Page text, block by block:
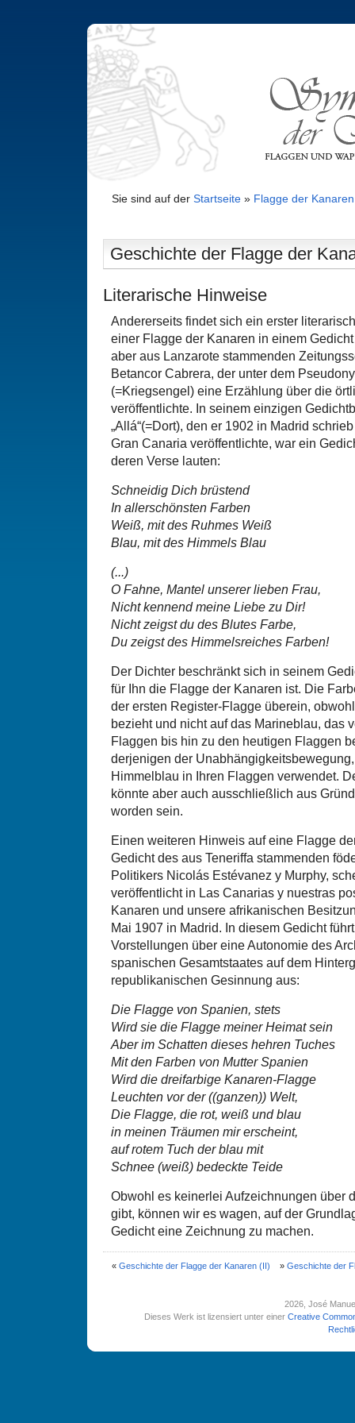
Sie sind auf der Startseite» Flagge der Kanaren
Geschichte der Flagge der
Literarische Hinweise
Andererseits findet sich ein erster
einer Flagge der Kanaren in einem
aber aus Lanzarote stammenden
Betancor Cabrera, der unter dem
(=Kriegsengel) eine Erzählung über die
veröffentlichte. In seinem einzigen
„Allá“(=Dort), den er 1902 in Madrid
Gran Canaria veröffentlichte, war ein
deren Verse lauten:
Schneidig Dich brüstend
In allerschönsten Farben
Weiß, mit des Ruhmes Weiß
Blau, mit des Himmels Blau
(...)
O Fahne, Mantel unserer lieben Frau,
Nicht kennend meine Liebe zu Dir!
Nicht zeigst du des Blutes Farbe,
Du zeigst des Himmelsreiches Farben!
Der Dichter beschränkt sich in seinem
für Ihn die Flagge der Kanaren ist. Die
der ersten Register-Flagge überein,
bezieht und nicht auf das Marineblau, das
Flaggen bis hin zu den heutigen Flaggen
derjenigen der
Himmelblau in Ihren Flaggen verwendet.
könnte aber auch ausschließlich aus
worden sein.
Einen weiteren Hinweis auf eine Flagge
Gedicht des aus Teneriffa stammenden
Politikers Nicolás Estévanez y Murphy,
veröffentlicht in Las Canarias y nuestras
Kanaren und unsere afrikanischen
Mai 1907 in Madrid. In diesem Gedicht
Vorstellungen über eine Autonomie des
spanischen Gesamtstaates auf dem
republikanischen Gesinnung aus:
Die Flagge von Spanien, stets
Wird sie die Flagge meiner Heimat sein
Aber im Schatten dieses hehren Tuches
Mit den Farben von Mutter Spanien
Wird die dreifarbige Kanaren-Flagge
Leuchten vor der ((ganzen)) Welt,
Die Flagge, die rot, weiß und blau
in meinen Träumen mir erscheint,
auf rotem Tuch der blau mit
Schnee (weiß) bedeckte Teide
Obwohl es keinerlei Aufzeichnungen über
gibt, können wir es wagen, auf der
Gedicht eine Zeichnung zu machen.
« Geschichte der Flagge der Kanaren (II) » Geschichte der
2026 , José
Dieses Werk ist lizensiert unter einer Creative